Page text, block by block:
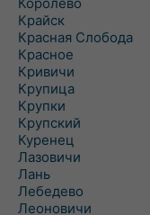
Крайск
Красная Слобода
Красное
Кривичи
Крупица
Крупки
Крупский
Куренец
Лазовичи
Лань
Лебедево
Леоновичи